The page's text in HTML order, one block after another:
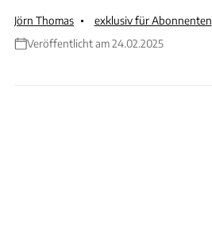
Jörn Thomas
exklusiv für Abonnenten
Veröffentlicht am 24.02.2025